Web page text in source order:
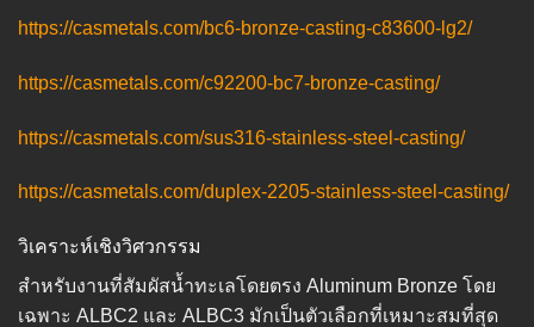
https://casmetals.com/bc6-bronze-casting-c83600-lg2/
https://casmetals.com/c92200-bc7-bronze-casting/
https://casmetals.com/sus316-stainless-steel-casting/
https://casmetals.com/duplex-2205-stainless-steel-casting/
วิเคราะห์เชิงวิศวกรรม
สำหรับงานที่สัมผัสน้ำทะเลโดยตรง Aluminum Bronze โดย
เฉพาะ ALBC2 และ ALBC3 มักเป็นตัวเลือกที่เหมาะสมที่สุด